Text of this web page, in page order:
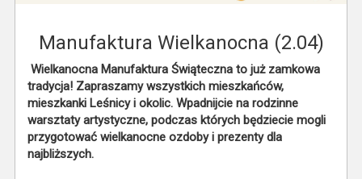
Manufaktura Wielkanocna (2.04)
Wielkanocna Manufaktura Świąteczna to już zamkowa
tradycja! Zapraszamy wszystkich mieszkańców,
mieszkanki Leśnicy i okolic. Wpadnijcie na rodzinne
warsztaty artystyczne, podczas których będziecie mogli
przygotować wielkanocne ozdoby i prezenty dla
najbliższych.